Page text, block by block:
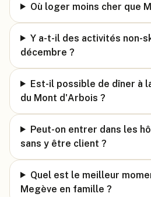
Où loger moins cher que
Y a-t-il des activités non-
décembre ?
Est-il possible de dîner à
du Mont d'Arbois ?
Peut-on entrer dans les
sans y être client ?
Quel est le meilleur
Megève en famille ?